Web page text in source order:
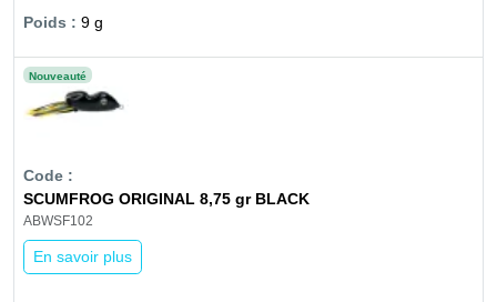
9 g
Nouveauté
SCUMFROG ORIGINAL 8,75 gr BLACK
ABWSF102
En savoir plus